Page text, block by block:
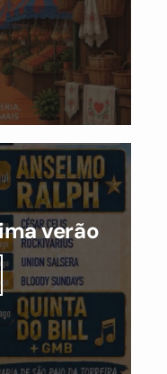
verão